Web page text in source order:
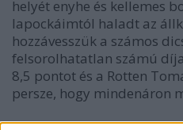
helyét enyhe és kellemes
lapockáimtól haladt az
hozzávesszük a számos
felsorolhatatlan számú
8,5 pontot és a Rotten
persze, hogy mindenáron